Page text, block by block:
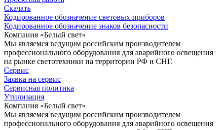
Скачать
Кодированное обозначение световых приборов
Кодированное обозначение знаков безопасности
Компания «Белый свет»
Мы являемся ведущим российским производителем
профессионального оборудования для аварийного освещения
на рынке светотехники на территории РФ и СНГ.
Сервис
Заявка на сервис
Сервисная политика
Утилизация
Компания «Белый свет»
Мы являемся ведущим российским производителем
профессионального оборудования для аварийного освещения